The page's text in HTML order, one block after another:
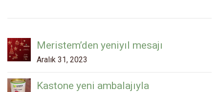
Meristem’den yeniyıl mesajı
Aralık 31, 2023
Kastone yeni ambalajıyla